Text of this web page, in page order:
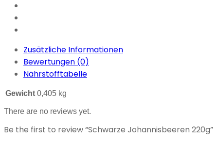
Zusätzliche Informationen
Bewertungen (0)
Nährstofftabelle
Gewicht 0,405 kg
There are no reviews yet.
Be the first to review “Schwarze Johannisbeeren 220g”